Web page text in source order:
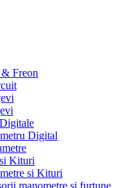
Freon
Digital
Kituri
si Kituri
manometre si furtune